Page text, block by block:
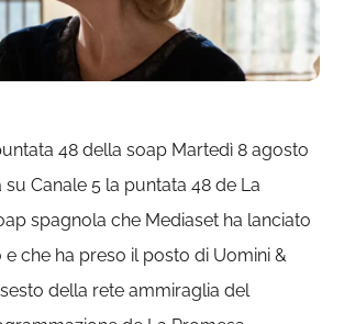
48 della soap Martedì 8 agosto
su Canale 5 la puntata 48 de La
spagnola che Mediaset ha lanciato
che ha preso il posto di Uomini &
della rete ammiraglia del